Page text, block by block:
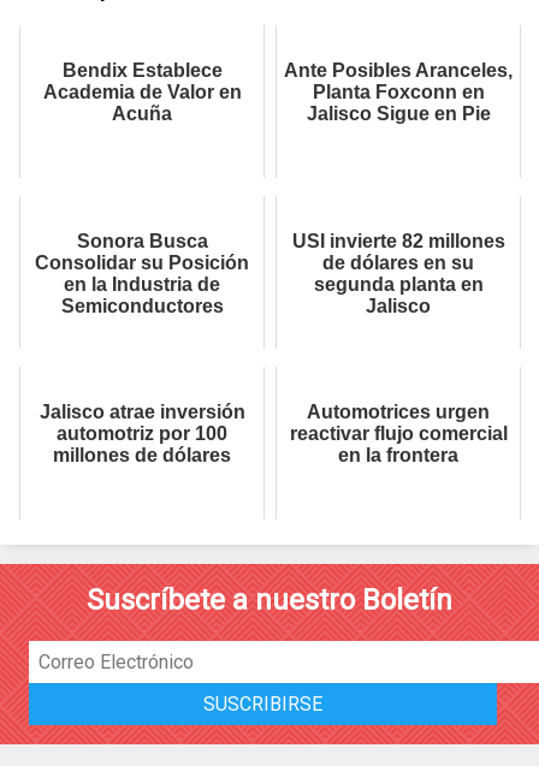
Bendix Establece
Academia de Valor en
Acuña
Ante Posibles Aranceles,
Planta Foxconn en
Jalisco Sigue en Pie
Sonora Busca
Consolidar su Posición
en la Industria de
Semiconductores
USI invierte 82 millones
de dólares en su
segunda planta en
Jalisco
Jalisco atrae inversión
automotriz por 100
millones de dólares
Automotrices urgen
reactivar flujo comercial
en la frontera
Suscríbete a nuestro Boletín